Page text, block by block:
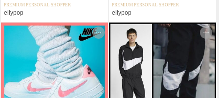
PREMIUM PERSONAL SHOPPER
ellypop
PREMIUM PERSONAL SHOPPER
ellypop